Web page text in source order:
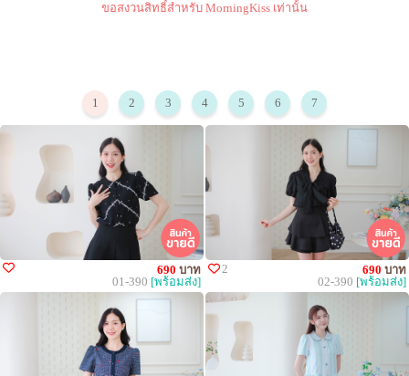
ขอสงวนสิทธิ์สำหรับ MorningKiss เท่านั้น
1 2 3 4 5 6 7
690 บาท
01-390 [พร้อมส่ง]
2 690 บาท
02-390 [พร้อมส่ง]